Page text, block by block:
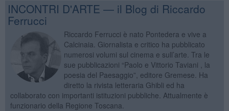
INCONTRI D'ARTE — il Blog di Riccardo
Ferrucci
Riccardo Ferrucci è nato Pontedera e vive a
Calcinaia. Giornalista e critico ha pubblicato
numerosi volumi sul cinema e sull’arte. Tra le
sue pubblicazioni “Paolo e Vittorio Taviani , la
poesia del Paesaggio”, editore Gremese. Ha
diretto la rivista letteraria Ghibli ed ha
collaborato con importanti istituzioni pubbliche. Attualmente è
funzionario della Regione Toscana.